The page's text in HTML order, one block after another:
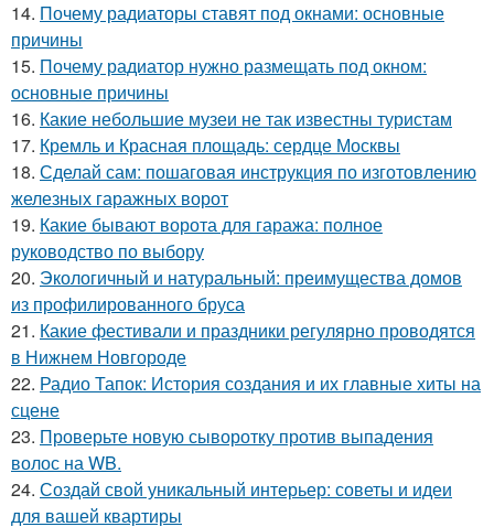
14. Почему радиаторы ставят под окнами: основные
причины
15. Почему радиатор нужно размещать под окном:
основные причины
16. Какие небольшие музеи не так известны туристам
17. Кремль и Красная площадь: сердце Москвы
18. Сделай сам: пошаговая инструкция по изготовлению
железных гаражных ворот
19. Какие бывают ворота для гаража: полное
руководство по выбору
20. Экологичный и натуральный: преимущества домов
из профилированного бруса
21. Какие фестивали и праздники регулярно проводятся
в Нижнем Новгороде
22. Радио Тапок: История создания и их главные хиты на
сцене
23. Проверьте новую сыворотку против выпадения
волос на WB.
24. Создай свой уникальный интерьер: советы и идеи
для вашей квартиры